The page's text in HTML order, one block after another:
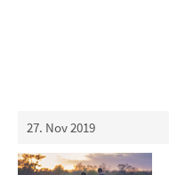
27. Nov 2019